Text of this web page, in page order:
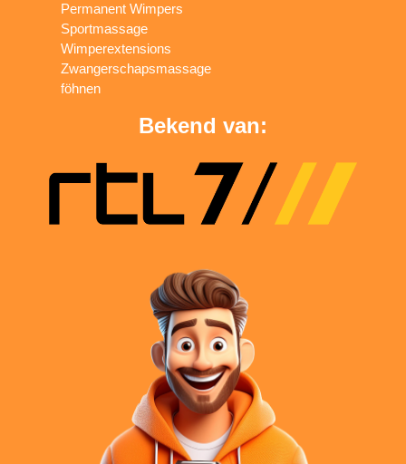
Permanent Wimpers
Sportmassage
Wimperextensions
Zwangerschapsmassage
föhnen
Bekend van: